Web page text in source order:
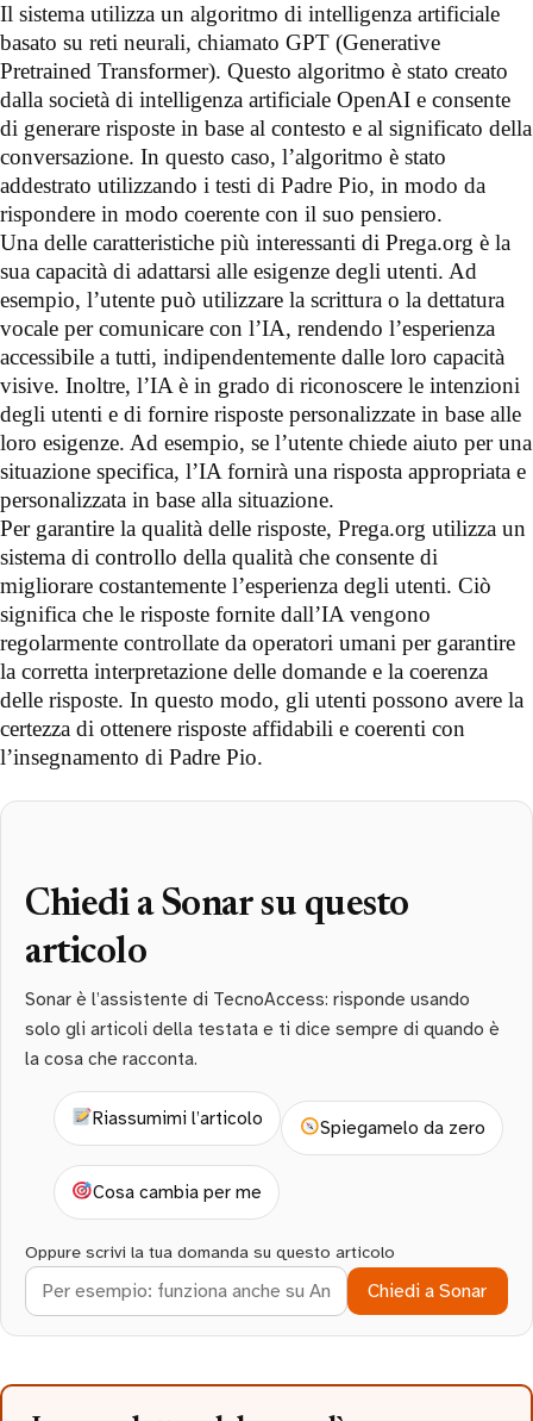
Il sistema utilizza un algoritmo di intelligenza artificiale
basato su reti neurali, chiamato GPT (Generative
Pretrained Transformer). Questo algoritmo è stato creato
dalla società di intelligenza artificiale OpenAI e consente
di generare risposte in base al contesto e al significato della
conversazione. In questo caso, l’algoritmo è stato
addestrato utilizzando i testi di Padre Pio, in modo da
rispondere in modo coerente con il suo pensiero.
Una delle caratteristiche più interessanti di Prega.org è la
sua capacità di adattarsi alle esigenze degli utenti. Ad
esempio, l’utente può utilizzare la scrittura o la dettatura
vocale per comunicare con l’IA, rendendo l’esperienza
accessibile a tutti, indipendentemente dalle loro capacità
visive. Inoltre, l’IA è in grado di riconoscere le intenzioni
degli utenti e di fornire risposte personalizzate in base alle
loro esigenze. Ad esempio, se l’utente chiede aiuto per una
situazione specifica, l’IA fornirà una risposta appropriata e
personalizzata in base alla situazione.
Per garantire la qualità delle risposte, Prega.org utilizza un
sistema di controllo della qualità che consente di
migliorare costantemente l’esperienza degli utenti. Ciò
significa che le risposte fornite dall’IA vengono
regolarmente controllate da operatori umani per garantire
la corretta interpretazione delle domande e la coerenza
delle risposte. In questo modo, gli utenti possono avere la
certezza di ottenere risposte affidabili e coerenti con
l’insegnamento di Padre Pio.
Chiedi a Sonar su questo
articolo
Sonar è l’assistente di TecnoAccess: risponde usando
solo gli articoli della testata e ti dice sempre di quando è
la cosa che racconta.
Riassumimi l’articolo Spiegamelo da zero
Cosa cambia per me
Oppure scrivi la tua domanda su questo articolo
Chiedi a Sonar